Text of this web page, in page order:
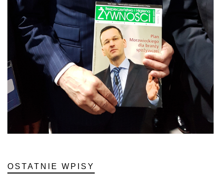
OSTATNIE WPISY